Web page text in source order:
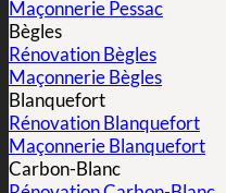
Maçonnerie Pessac
Bègles
Rénovation Bègles
Maçonnerie Bègles
Blanquefort
Rénovation Blanquefort
Maçonnerie Blanquefort
Carbon-Blanc